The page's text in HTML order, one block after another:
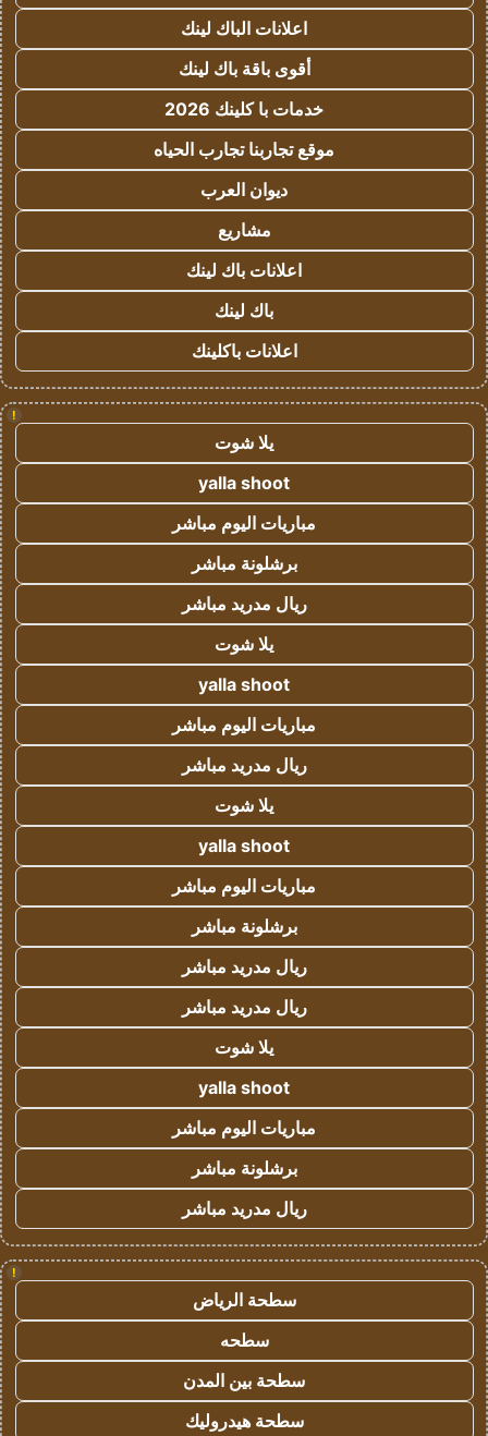
اعلانات الباك لينك
أقوى باقة باك لينك
خدمات با كلينك 2026
موقع تجاربنا تجارب الحياه
ديوان العرب
مشاريع
اعلانات باك لينك
باك لينك
اعلانات باكلينك
!
يلا شوت
yalla shoot
مباريات اليوم مباشر
برشلونة مباشر
ريال مدريد مباشر
يلا شوت
yalla shoot
مباريات اليوم مباشر
ريال مدريد مباشر
يلا شوت
yalla shoot
مباريات اليوم مباشر
برشلونة مباشر
ريال مدريد مباشر
ريال مدريد مباشر
يلا شوت
yalla shoot
مباريات اليوم مباشر
برشلونة مباشر
ريال مدريد مباشر
!
سطحة الرياض
سطحه
سطحة بين المدن
سطحة هيدروليك